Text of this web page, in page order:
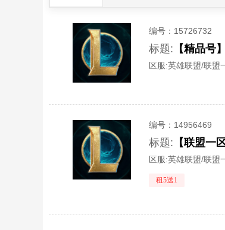
编号： 15726732
标题: 【精品
区服:英雄联盟/联盟
编号： 14956469
标题:
区服:英雄联盟/联盟
租5送1